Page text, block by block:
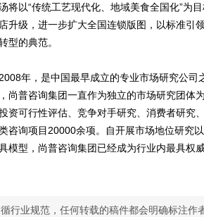
将以“传统工艺现代化、地域美食全国化”为
升级，进一步扩大全国连锁版图，以标准引
型的典范。
年，是中国最早成立的专业市场研究公
尚普咨询集团一直作为独立的市场研究团体
资可行性评估、竞争对手研究、消费者研究
咨询项目20000余项。自开展市场地位研究
模型，尚普咨询集团已经成为行业内最具权
行业规范，任何转载的稿件都会明确标注作